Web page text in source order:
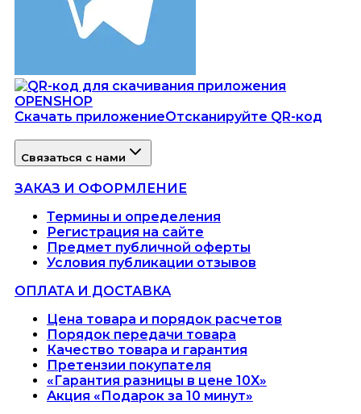
Скачать приложениеОтсканируйте QR-код
Связаться с нами
ЗАКАЗ И ОФОРМЛЕНИЕ
Термины и определения
Регистрация на сайте
Предмет публичной оферты
Условия публикации отзывов
ОПЛАТА И ДОСТАВКА
Цена товара и порядок расчетов
Порядок передачи товара
Качество товара и гарантия
Претензии покупателя
«Гарантия разницы в цене 10X»
Акция «Подарок за 10 минут»